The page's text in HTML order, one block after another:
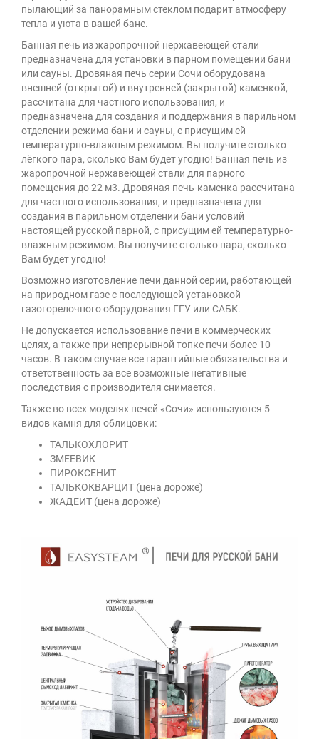
пылающий за панорамным стеклом подарит атмосферу
тепла и уюта в вашей бане.
Банная печь из жаропрочной нержавеющей стали
предназначена для установки в парном помещении бани
или сауны. Дровяная печь серии Сочи оборудована
внешней (открытой) и внутренней (закрытой) каменкой,
рассчитана для частного использования, и
предназначена для создания и поддержания в парильном
отделении режима бани и сауны, с присущим ей
температурно-влажным режимом. Вы получите столько
лёгкого пара, сколько Вам будет угодно! Банная печь из
жаропрочной нержавеющей стали для парного
помещения до 22 м3. Дровяная печь-каменка рассчитана
для частного использования, и предназначена для
создания в парильном отделении бани условий
настоящей русской парной, с присущим ей температурно-
влажным режимом. Вы получите столько пара, сколько
Вам будет угодно!
Возможно изготовление печи данной серии, работающей
на природном газе с последующей установкой
газогорелочного оборудования ГГУ или САБК.
Не допускается использование печи в коммерческих
целях, а также при непрерывной топке печи более 10
часов. В таком случае все гарантийные обязательства и
ответственность за все возможные негативные
последствия с производителя снимается.
Также во всех моделях печей «Сочи» используются 5
видов камня для облицовки:
ТАЛЬКОХЛОРИТ
ЗМЕЕВИК
ПИРОКСЕНИТ
ТАЛЬКОКВАРЦИТ (цена дороже)
ЖАДЕИТ (цена дороже)